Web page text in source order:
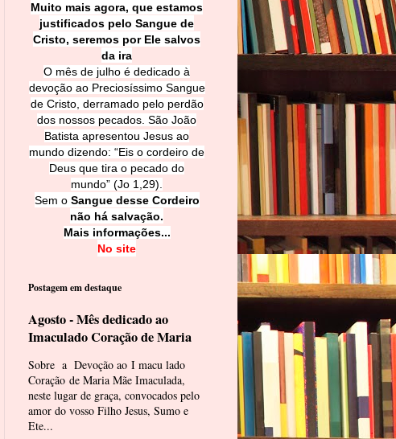
Muito mais agora, que estamos
justificados pelo Sangue de
Cristo, seremos por Ele salvos
da ira
O mês de julho é dedicado à
devoção ao Preciosíssimo Sangue
de Cristo, derramado pelo perdão
dos nossos pecados. São João
Batista apresentou Jesus ao
mundo dizendo: “Eis o cordeiro de
Deus que tira o pecado do
mundo” (Jo 1,29).
Sem o Sangue desse Cordeiro
não há salvação.
Mais informações...
No site
Postagem em destaque
Agosto - Mês dedicado ao
Imaculado Coração de Maria
Sobre a Devoção ao I macu lado
Coração de Maria Mãe Imaculada,
neste lugar de graça, convocados pelo
amor do vosso Filho Jesus, Sumo e
Ete...